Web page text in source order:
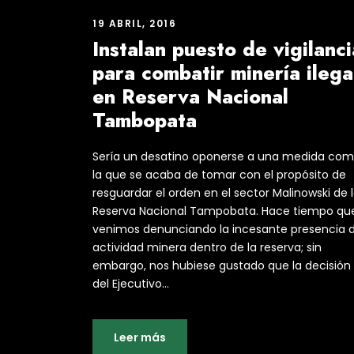
19 ABRIL, 2016
Instalan puesto de
para combatir minería
en Reserva Nacional
Tambopata
Sería un desatino oponerse a una medida
la que se acaba de tomar con el propósito de
resguardar el orden en el sector Malinowski de
Reserva Nacional Tampobata. Hace tiempo
venimos denunciando la incesante presencia
actividad minera dentro de la reserva; sin
embargo, nos hubiese gustado que la decisión
del Ejecutivo...
Leer más